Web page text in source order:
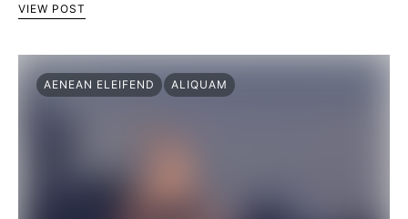
VIEW POST
AENEAN ELEIFEND ALIQUAM